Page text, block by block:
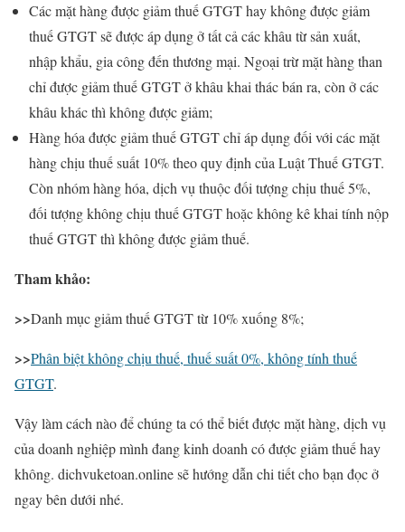
Các mặt hàng được giảm thuế GTGT hay không được giảm
thuế GTGT sẽ được áp dụng ở tất cả các khâu từ sản xuất,
nhập khẩu, gia công đến thương mại. Ngoại trừ mặt hàng than
chỉ được giảm thuế GTGT ở khâu khai thác bán ra, còn ở các
khâu khác thì không được giảm;
Hàng hóa được giảm thuế GTGT chỉ áp dụng đối với các mặt
hàng chịu thuế suất 10% theo quy định của Luật Thuế GTGT.
Còn nhóm hàng hóa, dịch vụ thuộc đối tượng chịu thuế 5%,
đối tượng không chịu thuế GTGT hoặc không kê khai tính nộp
thuế GTGT thì không được giảm thuế.
Tham khảo:
>>Danh mục giảm thuế GTGT từ 10% xuống 8%;
>>Phân biệt không chịu thuế, thuế suất 0%, không tính thuế
GTGT.
Vậy làm cách nào để chúng ta có thể biết được mặt hàng, dịch vụ
của doanh nghiệp mình đang kinh doanh có được giảm thuế hay
không. dichvuketoan.online sẽ hướng dẫn chi tiết cho bạn đọc ở
ngay bên dưới nhé.